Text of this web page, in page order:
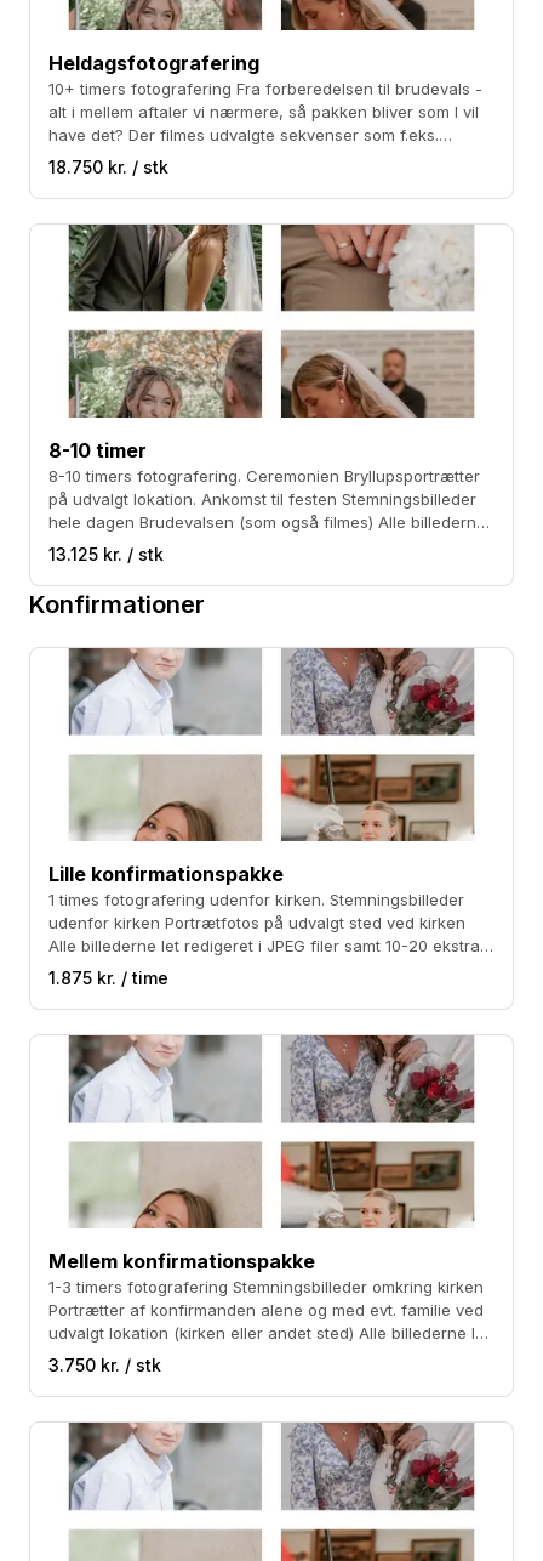
Heldagsfotografering
10+ timers fotografering Fra forberedelsen til brudevals -
alt i mellem aftaler vi nærmere, så pakken bliver som I vil
have det? Der filmes udvalgte sekvenser som f.eks.
brudevalsen. Alle billederne i let redigeret JPEG filer plus
100-120 ekstra redigerede billeder i både farve og sort-
hvid Prisen er inklusiv kørsel
18.750 kr. / stk
8-10 timer
8-10 timers fotografering. Ceremonien Bryllupsportrætter
på udvalgt lokation. Ankomst til festen Stemningsbilleder
hele dagen Brudevalsen (som også filmes) Alle billederne
let redigeret i JPEG filer plus 100 ekstra redigerede billeder
Prisen er inklusiv kørsel på Sjælland. Sort/hvide billeder
kan tilkøbes for 1200 kr.
13.125 kr. / stk
Konfirmationer
Lille konfirmationspakke
1 times fotografering udenfor kirken. Stemningsbilleder
udenfor kirken Portrætfotos på udvalgt sted ved kirken
Alle billederne let redigeret i JPEG filer samt 10-20 ekstra
redigerede billeder. Sort/hvide billeder kan tilkøbes for 300
kr. Prisen er med kørsel i Københavnsområdet.
1.875 kr. / time
Mellem konfirmationspakke
1-3 timers fotografering Stemningsbilleder omkring kirken
Portrætter af konfirmanden alene og med evt. familie ved
udvalgt lokation (kirken eller andet sted) Alle billederne let
redigeret i JPEG filer samt 30-40 ekstra redigerede
er med kørsel på Sjælland
3.750 kr. / stk